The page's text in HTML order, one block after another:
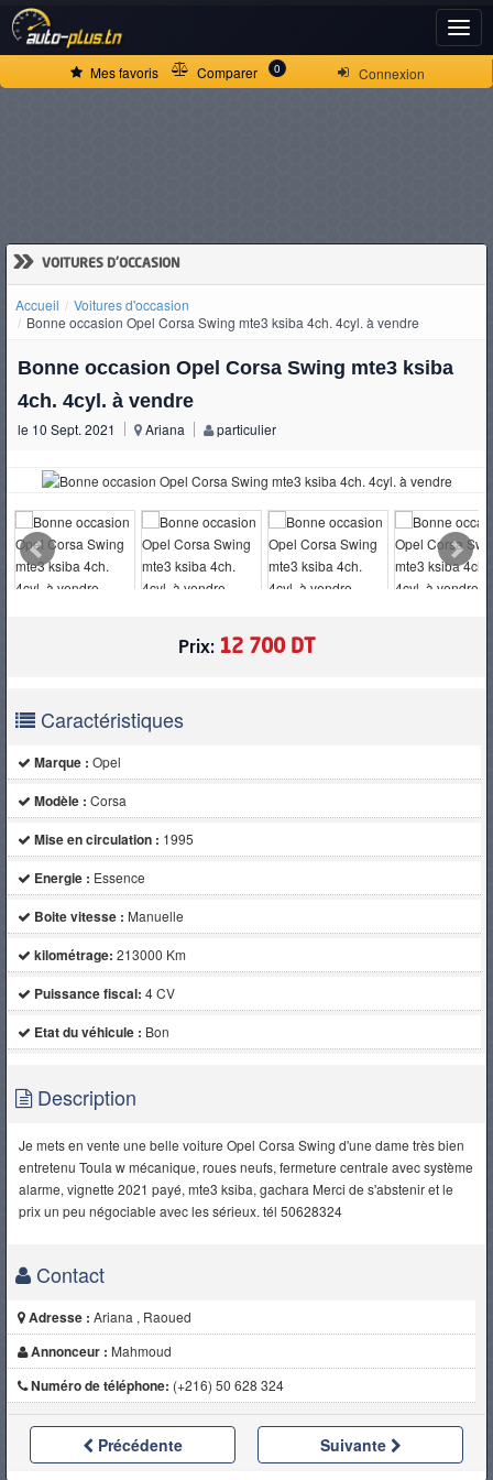
Connexion
Mes favoris Comparer 0
» VOITURES D'OCCASION
Accueil
Voitures d'occasion
Bonne occasion Opel Corsa Swing mte3 ksiba 4ch. 4cyl. à vendre
Bonne occasion Opel Corsa Swing mte3 ksiba
4ch. 4cyl. à vendre
le 10 Sept. 2021 Ariana particulier
Prix: 12 700 DT
Caractéristiques
Marque : Opel
Modèle : Corsa
Mise en circulation : 1995
Energie : Essence
Boite vitesse : Manuelle
kilométrage: 213000 Km
Puissance fiscal: 4 CV
Etat du véhicule : Bon
Description
Je mets en vente une belle voiture Opel Corsa Swing d'une dame très bien
entretenu Toula w mécanique, roues neufs, fermeture centrale avec système
alarme, vignette 2021 payé, mte3 ksiba, gachara Merci de s'abstenir et le
prix un peu négociable avec les sérieux. tél 50628324
Contact
Adresse : Ariana , Raoued
Annonceur : Mahmoud
Numéro de téléphone: (+216) 50 628 324
Précédente Suivante
ACCUEIL
VOITURES
D'OCCASION
PNEUS